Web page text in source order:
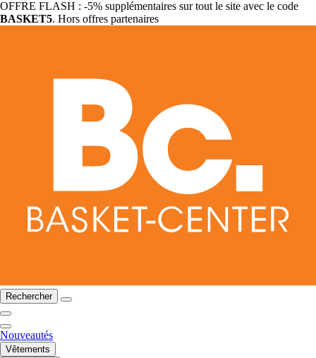
OFFRE FLASH : -5% supplémentaires sur tout le site avec le code
BASKET5. Hors offres partenaires
Rechercher
Nouveautés
Vêtements